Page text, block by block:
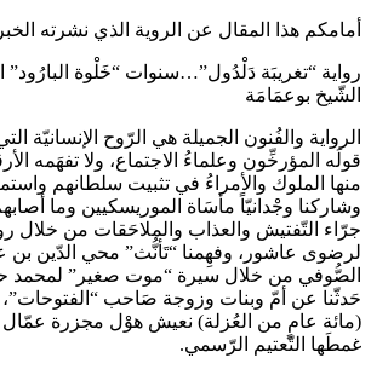
أمامكم هذا المقال عن الروية الذي نشرته
رواية “تغريبَة دَلْدُول”…سنوات “خَلْوة البارُود”
الشّيخ بوعمَامَة
الرواية والفُنون الجميلة هي الرّوح الإنسانيّة
قولَه المؤرخِّون وعلماءُ الاجتماع، ولا تفهَمه
منها الملوك والأمراءُ في تثبيت سلطانهم
وشاركنا وجْدانيّاً مأسَاة الموريسكيين وما
جرّاء التّفتيش والعذاب والملاحَقات من خلال
لرضوى عاشور، وفهِمنا “تَأنُّث” محي الدّين بن
الصُّوفي من خلال سيرة “موت صغير” لمحمد
حَدثّنا عن أمّ وبنات وزوجة صَاحب “الفتوحات”،
غمطَها التّعتيم الرّسمي.